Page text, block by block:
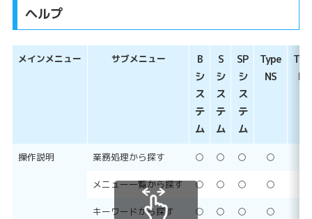
ヘルプ
メインメニュー サブメニュー
B
シ
ス
テ
ム
S
シ
ス
テ
ム
SP
シ
ス
テ
ム
Type
NS
NP
操作説明 業務処理から探す ○ ○ ○ ○
メニュー一覧から探す ○ ○ ○ ○
キーワードから探す ○ ○ ○ ○